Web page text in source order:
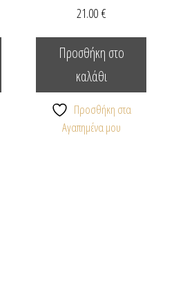
21.00€
Προσθήκη στο
καλάθι
Προσθήκη στα
Αγαπημένα μου